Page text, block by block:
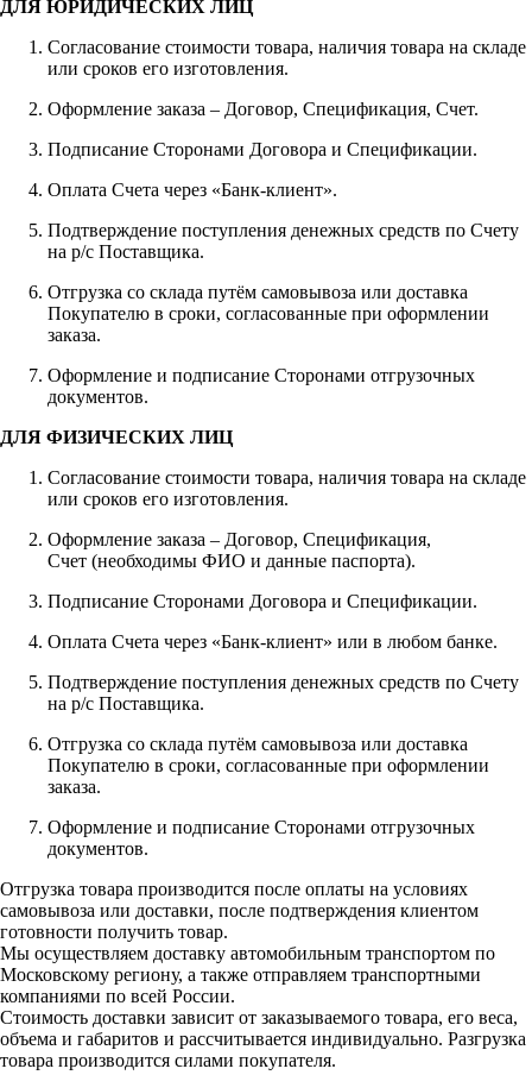
ДЛЯ ЮРИДИЧЕСКИХ ЛИЦ
Согласование стоимости товара, наличия товара на складе
или сроков его изготовления.
Оформление заказа – Договор, Спецификация, Счет.
Подписание Сторонами Договора и Спецификации.
Оплата Счета через «Банк-клиент».
Подтверждение поступления денежных средств по Счету
на р/с Поставщика.
Отгрузка со склада путём самовывоза или доставка
Покупателю в сроки, согласованные при оформлении
заказа.
Оформление и подписание Сторонами отгрузочных
документов.
ДЛЯ ФИЗИЧЕСКИХ ЛИЦ
Согласование стоимости товара, наличия товара на складе
или сроков его изготовления.
Оформление заказа – Договор, Спецификация,
Счет (необходимы ФИО и данные паспорта).
Подписание Сторонами Договора и Спецификации.
Оплата Счета через «Банк-клиент» или в любом банке.
Подтверждение поступления денежных средств по Счету
на р/с Поставщика.
Отгрузка со склада путём самовывоза или доставка
Покупателю в сроки, согласованные при оформлении
заказа.
Оформление и подписание Сторонами отгрузочных
документов.
Отгрузка товара производится после оплаты на условиях
самовывоза или доставки, после подтверждения клиентом
готовности получить товар.
Мы осуществляем доставку автомобильным транспортом по
Московскому региону, а также отправляем транспортными
компаниями по всей России.
Стоимость доставки зависит от заказываемого товара, его веса,
объема и габаритов и рассчитывается индивидуально. Разгрузка
товара производится силами покупателя.